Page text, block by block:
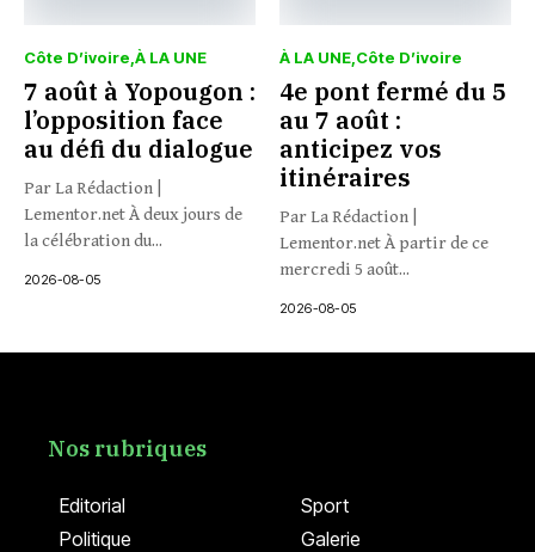
Côte D’ivoire À LA UNE
7 août à Yopougon :
l’opposition face
au défi du dialogue
Par La Rédaction |
Lementor.net À deux jours de
la célébration du...
2026-08-05
À LA UNE Côte D’ivoire
4e pont fermé du 5
au 7 août :
anticipez vos
itinéraires
Par La Rédaction |
Lementor.net À partir de ce
mercredi 5 août...
2026-08-05
Editorial
Politique
Sport
Galerie
Nos rubriques